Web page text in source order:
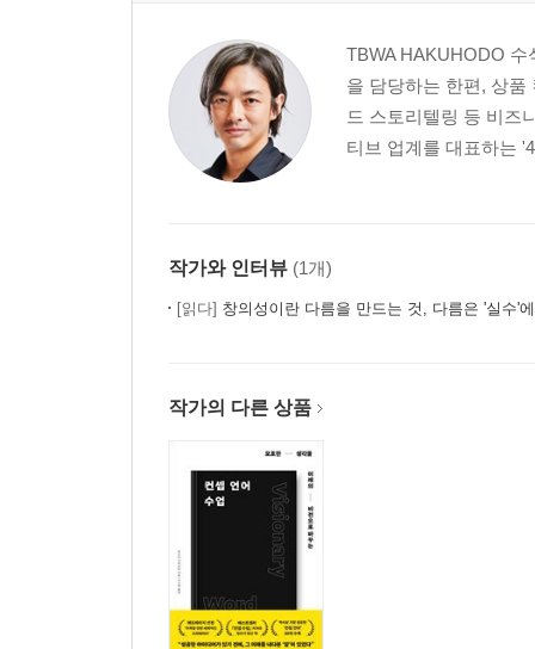
TBWA HAKUHODO
을 담당하는 한편, 상품
드 스토리텔링 등 비즈
티브 업계를 대표하는
작가와 인터뷰 (1개)
[읽다] 창의성이란 다름을 만드는 것, 다름은 '실수'
작가의 다른 상품